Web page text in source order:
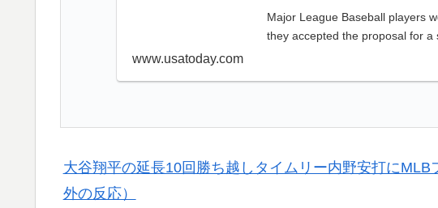
海外「日本が正しい！」優しい日本人に甘える外国人に海
Major League Baseball players
they accepted the proposal for a
www.usatoday.com
大谷翔平の延長10回勝ち越しタイムリー内野安打に
外の反応）